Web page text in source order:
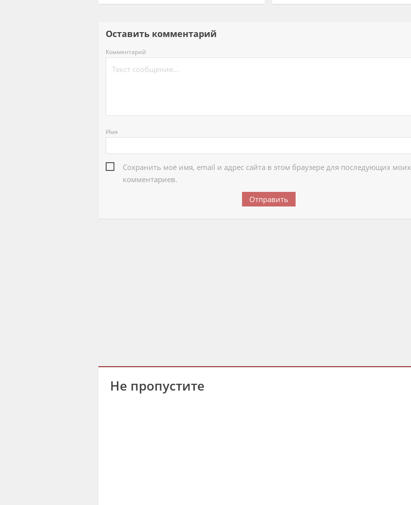
Оставить комментарий
Комментарий
Имя
Сохранить моё имя, email и адрес сайта в этом браузере для последующих моих
комментариев.
Не пропустите